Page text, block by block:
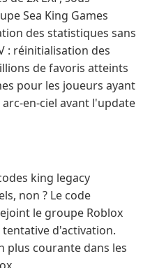
Sea King Games
des statistiques sans
: réinitialisation des
de favoris atteints
pour les joueurs ayant
en-ciel avant l'update
king legacy
non ? Le code
le groupe Roblox
tentative d'activation.
plus courante dans les